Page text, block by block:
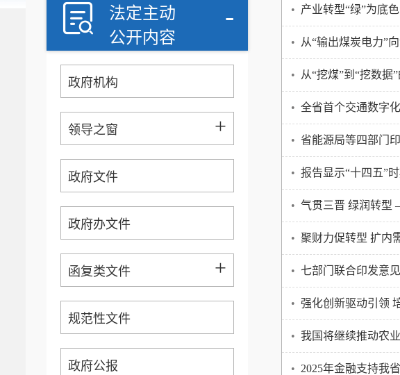
法定主动
公开内容
-
政府机构
领导之窗 +
政府文件
政府办文件
函复类文件 +
规范性文件
政府公报
• 产业转型“绿”为底
• 从“输出煤炭电力”
• 从“挖煤”到“挖数
• 全省首个交通数字
• 省能源局等四部门
• 报告显示“十四五”
• 气贯三晋 绿润转型
• 聚财力促转型 扩内
• 七部门联合印发意
• 强化创新驱动引领
• 我国将继续推动农
• 2025年金融支持我